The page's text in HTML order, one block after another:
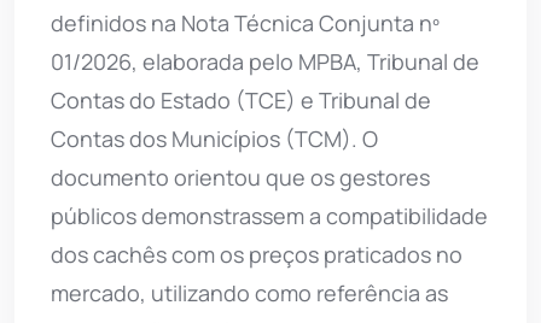
definidos na Nota Técnica Conjunta nº
01/2026, elaborada pelo MPBA, Tribunal de
Contas do Estado (TCE) e Tribunal de
Contas dos Municípios (TCM). O
documento orientou que os gestores
públicos demonstrassem a compatibilidade
dos cachês com os preços praticados no
mercado, utilizando como referência as